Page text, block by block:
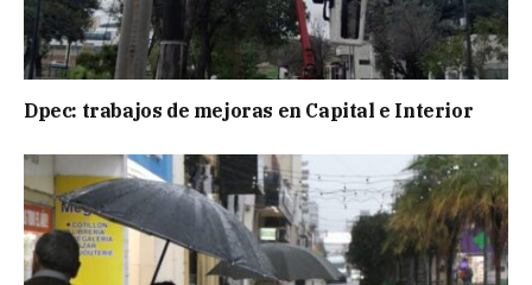
Dpec: trabajos de mejoras en Capital e Interior